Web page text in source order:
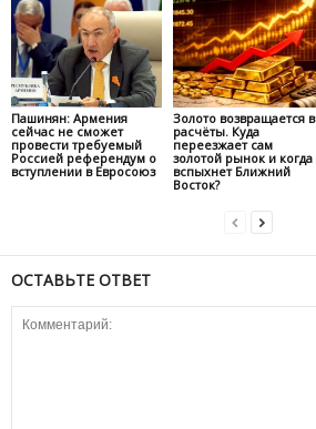
Пашинян: Армения
сейчас не сможет
провести требуемый
Россией референдум о
вступлении в Евросоюз
Золото возвращается в
расчёты. Куда
переезжает сам
золотой рынок и когда
вспыхнет Ближний
Восток?
ОСТАВЬТЕ ОТВЕТ